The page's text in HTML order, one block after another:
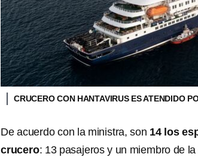
CRUCERO CON HANTAVIRUS ES ATENDIDO
De acuerdo con la ministra, son 14 los
crucero: 13 pasajeros y un miembro de